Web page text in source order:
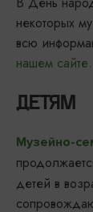
некоторых
всю
нашем сайте.
ДЕТЯМ
Музейно-
детей в